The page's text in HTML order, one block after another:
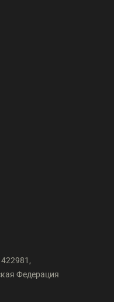
422981,
Федерация